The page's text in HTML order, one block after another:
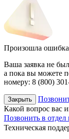
Произошла
Ваша заявка не
а пока вы можете
номеру: 8 (800)
Закрыть
Какой вопрос вас
Позвонить в
Техническая